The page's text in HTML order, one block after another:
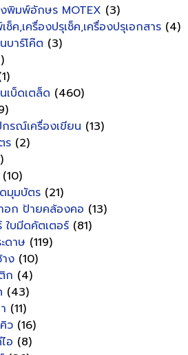
งพิมพ์อักษร MOTEX (3)
ช็ค,เครื่องปรุเช็ค,เครื่องปรุเอกสาร (4)
บาร์โค๊ต (3)
บ็ดเตล็ด (460)
รณ์เครื่องเขียน (13)
ร (2)
(10)
มุมบัตร (21)
อก ป้ายคล้องคอ (13)
ใบมีดคัตเตอร์ (81)
ดาษ (119)
ง (10)
ก (4)
(43)
(11)
ว (16)
อ (8)